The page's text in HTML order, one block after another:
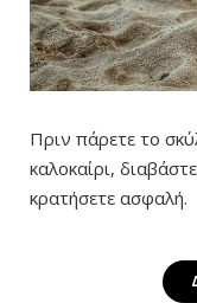
Πριν πάρετε το
καλοκαίρι,
κρατήσετε ασφαλή.